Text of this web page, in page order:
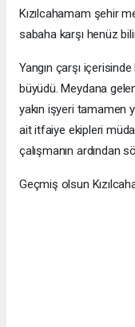
Kızılcahamam şehir
sabaha karşı henüz
Yangın çarşı
büyüdü. Meydana
yakın işyeri tamamen
ait itfaiye ekipleri
çalışmanın ardından
Geçmiş olsun